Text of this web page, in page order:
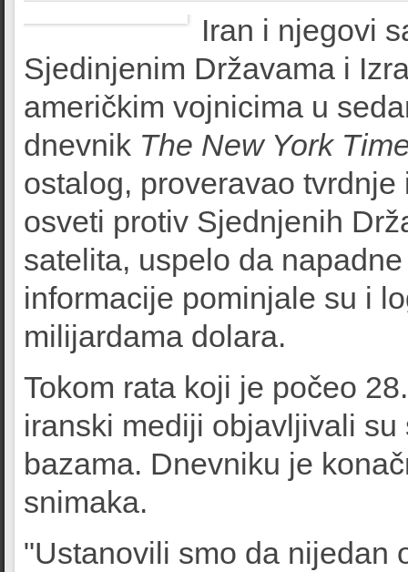
Iran i njegovi
Sjedinjenim Državama i
američkim vojnicima u
dnevnik The New York
ostalog, proveravao
osveti protiv Sjednjenih
satelita, uspelo da
informacije pominjale su i
milijardama dolara.
Tokom rata koji je počeo
iranski mediji objavljivali
bazama. Dnevniku je
snimaka.
"Ustanovili smo da nijedan